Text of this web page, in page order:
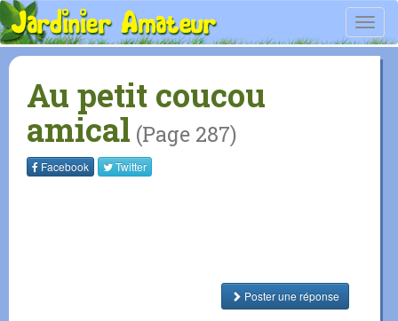
Au petit coucou
amical (Page 287)
Facebook Twitter
Poster une réponse